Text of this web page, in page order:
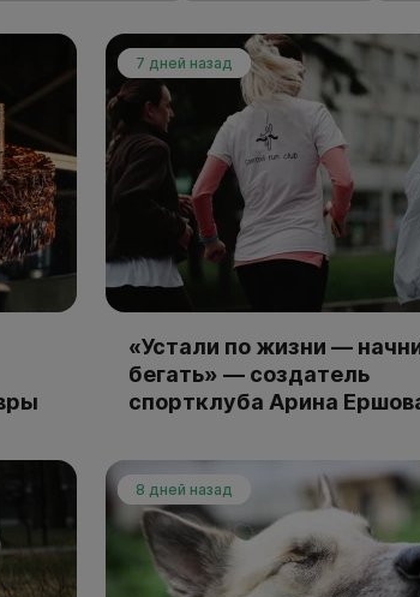
7 дней назад
«Устали по жизни —
бегать» — создатель
спортклуба Арина
8 дней назад